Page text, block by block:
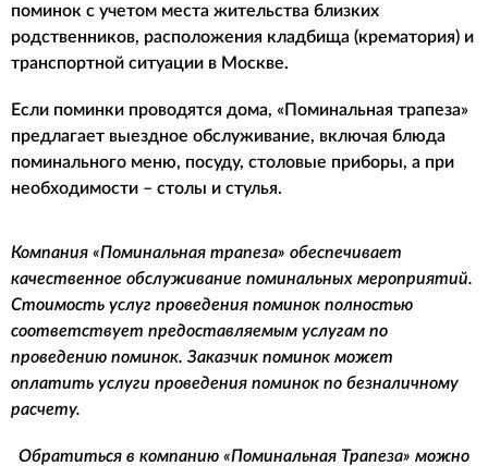
поминок с учетом места жительства близких
родственников, расположения кладбища (крематория) и
транспортной ситуации в Москве.
Если поминки проводятся дома, «Поминальная трапеза»
предлагает выездное обслуживание, включая блюда
поминального меню, посуду, столовые приборы, а при
необходимости – столы и стулья.
Компания «Поминальная трапеза» обеспечивает
качественное обслуживание поминальных мероприятий.
Стоимость услуг проведения поминок полностью
соответствует предоставляемым услугам по
проведению поминок. Заказчик поминок может
оплатить услуги проведения поминок по безналичному
расчету.
Обратиться в компанию «Поминальная Трапеза» можно